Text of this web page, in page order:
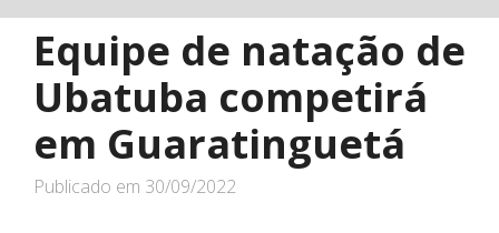
Equipe de natação de
Ubatuba competirá
em Guaratinguetá
Publicado em 30/09/2022